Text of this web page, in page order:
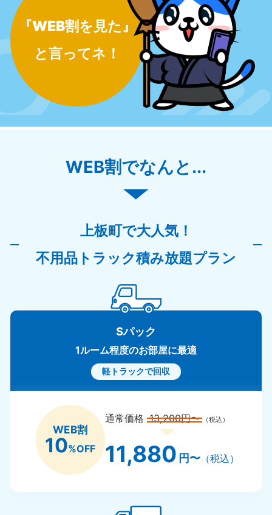
『WEB割を見た』
と言ってネ！
WEB割でなんと...
上板町で大人気！
不用品トラック積み放題プラン
Sパック
1ルーム程度のお部屋に最適
軽トラックで回収
WEB割
10%OFF
通常価格13,200円〜 （税込）
11,880 円〜（税込）